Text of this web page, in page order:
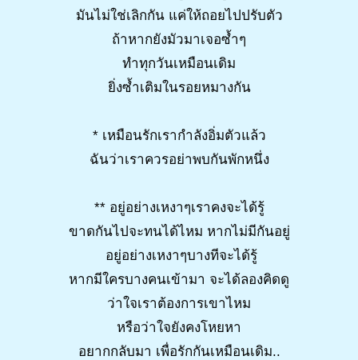
มันไม่ใช่เลิกกัน แค่ให้ถอยไปปรับตัว
ถ้าหากยังมัวมาเจอซ้ำๆ
ทำทุกวันเหมือนเดิม
ยิ่งซ้ำเติมในรอยหมางกัน
* เหมือนรักเรากำลังอิ่มตัวแล้ว
ฉันว่าเราควรอย่าพบกันพักหนึ่ง
** อยู่อย่างเหงาๆเราคงจะได้รู้
ขาดกันไปจะทนได้ไหม หากไม่มีกันอยู่
อยู่อย่างเหงาๆบางทีจะได้รู้
หากมีใครบางคนเข้ามา จะได้ลองคิดดู
ว่าใจเราต้องการเขาไหม
หรือว่าใจยังคงโหยหา
อยากกลับมา เพื่อรักกันเหมือนเดิม..